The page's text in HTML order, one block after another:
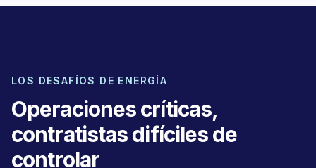
LOS DESAFÍOS DE ENERGÍA
Operaciones críticas,
contratistas difíciles de
controlar